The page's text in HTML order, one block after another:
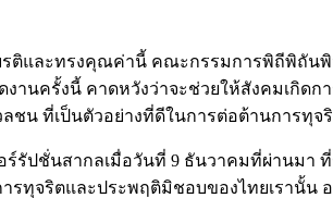
ติและทรงคุณค่านี้ คณะกรรมการพิถีพิถั
นครั้งนี้ คาดหวังว่าจะช่วยให้สังคมเกิดก
ชน ที่เป็นตัวอย่างที่ดีในการต่อต้านการทุจ
ปชั่นสากลเมื่อวันที่ 9 ธันวาคมที่ผ่านมา
ทุจริตและประพฤติมิชอบของไทยเรานั้น